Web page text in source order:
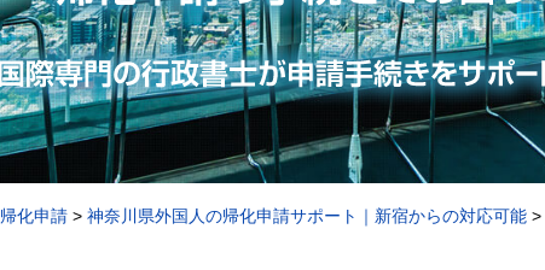
帰化申請 > 神奈川県外国人の帰化申請サポート｜新宿からの対応可能 >